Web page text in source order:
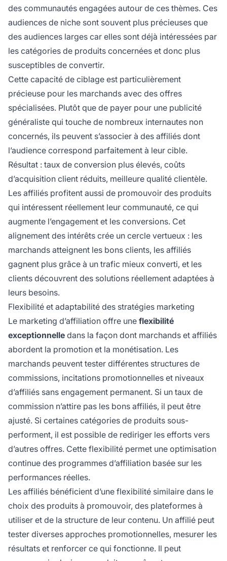
des communautés engagées autour de ces thèmes. Ces
audiences de niche sont souvent plus précieuses que
des audiences larges car elles sont déjà intéressées par
les catégories de produits concernées et donc plus
susceptibles de convertir.
Cette capacité de ciblage est particulièrement
précieuse pour les marchands avec des offres
spécialisées. Plutôt que de payer pour une publicité
généraliste qui touche de nombreux internautes non
concernés, ils peuvent s’associer à des affiliés dont
l’audience correspond parfaitement à leur cible.
Résultat : taux de conversion plus élevés, coûts
d’acquisition client réduits, meilleure qualité clientèle.
Les affiliés profitent aussi de promouvoir des produits
qui intéressent réellement leur communauté, ce qui
augmente l’engagement et les conversions. Cet
alignement des intérêts crée un cercle vertueux : les
marchands atteignent les bons clients, les affiliés
gagnent plus grâce à un trafic mieux converti, et les
clients découvrent des solutions réellement adaptées à
leurs besoins.
Flexibilité et adaptabilité des stratégies marketing
Le marketing d’affiliation offre une flexibilité
exceptionnelle dans la façon dont marchands et affiliés
abordent la promotion et la monétisation. Les
marchands peuvent tester différentes structures de
commissions, incitations promotionnelles et niveaux
d’affiliés sans engagement permanent. Si un taux de
commission n’attire pas les bons affiliés, il peut être
ajusté. Si certaines catégories de produits sous-
performent, il est possible de rediriger les efforts vers
d’autres offres. Cette flexibilité permet une optimisation
continue des programmes d’affiliation basée sur les
performances réelles.
Les affiliés bénéficient d’une flexibilité similaire dans le
choix des produits à promouvoir, des plateformes à
utiliser et de la structure de leur contenu. Un affilié peut
tester diverses approches promotionnelles, mesurer les
résultats et renforcer ce qui fonctionne. Il peut